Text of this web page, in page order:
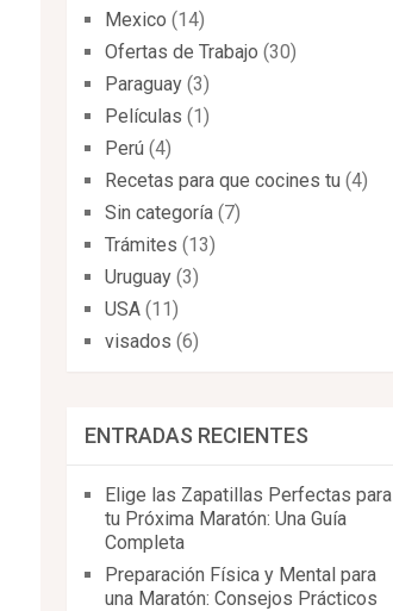
Mexico (14)
Ofertas de Trabajo (30)
Paraguay (3)
Películas (1)
Perú (4)
Recetas para que cocines tu (4)
Sin categoría (7)
Trámites (13)
Uruguay (3)
USA (11)
visados (6)
ENTRADAS RECIENTES
Elige las Zapatillas Perfectas para
tu Próxima Maratón: Una Guía
Completa
Preparación Física y Mental para
una Maratón: Consejos Prácticos